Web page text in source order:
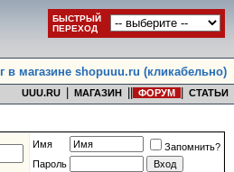
БЫСТРЫЙ
ПЕРЕХОД
в магазине shopuuu.ru (кликабельно)
UUU.RU МАГАЗИН ФОРУМ СТАТЬИ
Имя
Запомнить?
Пароль